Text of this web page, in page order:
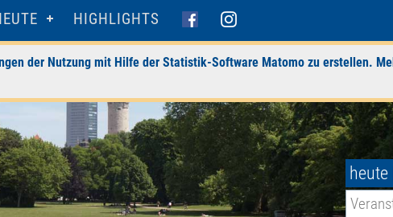
HIGHLIGHTS
der Nutzung mit Hilfe der Statistik-Software Matomo zu erstellen.
heute